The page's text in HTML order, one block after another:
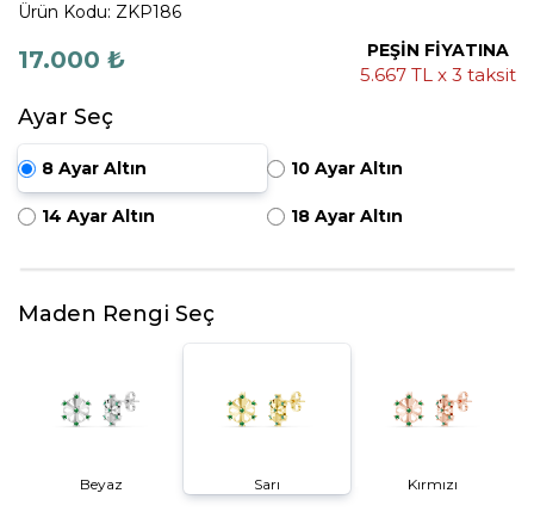
Ürün Kodu: ZKP186
17.000 ₺ PEŞİN FİYATINA
5.667 TL x 3 taksit
Ayar Seç
8 Ayar Altın 10 Ayar Altın
14 Ayar Altın 18 Ayar Altın
Maden Rengi Seç
Beyaz Sarı Kırmızı